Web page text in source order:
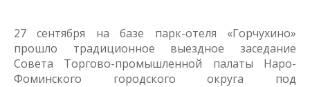
27 сентября на базе парк-отеля «Горчухино»
прошло традиционное выездное заседание
Совета Торгово-промышленной палаты Наро-
Фоминского городского округа под